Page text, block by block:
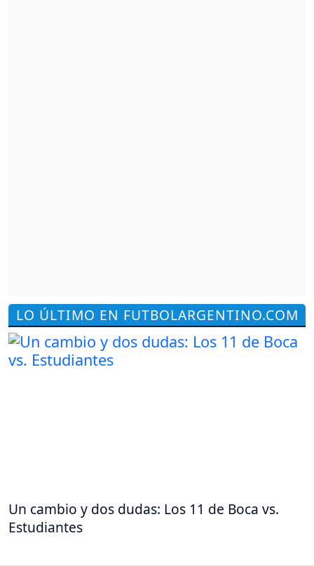
LO ÚLTIMO EN FUTBOLARGENTINO.COM
Un cambio y dos dudas: Los 11 de Boca vs.
Estudiantes